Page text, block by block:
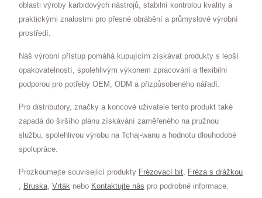
oblasti výroby karbidových nástrojů, stabilní kontrolou kvality a
praktickými znalostmi pro přesné obrábění a průmyslové výrobní
prostředí.
Náš výrobní přístup pomáhá kupujícím získávat produkty s lepší
opakovatelností, spolehlivým výkonem zpracování a flexibilní
podporou pro potřeby OEM, ODM a přizpůsobeného nářadí.
Pro distributory, značky a koncové uživatele tento produkt také
zapadá do širšího plánu získávání zaměřeného na pružnou
službu, spolehlivou výrobu na Tchaj-wanu a hodnotu dlouhodobé
spolupráce.
Prozkoumejte související produkty Frézovací bit, Fréza s drážkou
, Bruska, Vrták nebo Kontaktujte nás pro podrobné informace.